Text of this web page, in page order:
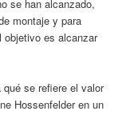
se han alcanzado,
montaje y para
objetivo es alcanzar
se refiere el valor
Hossenfelder en un